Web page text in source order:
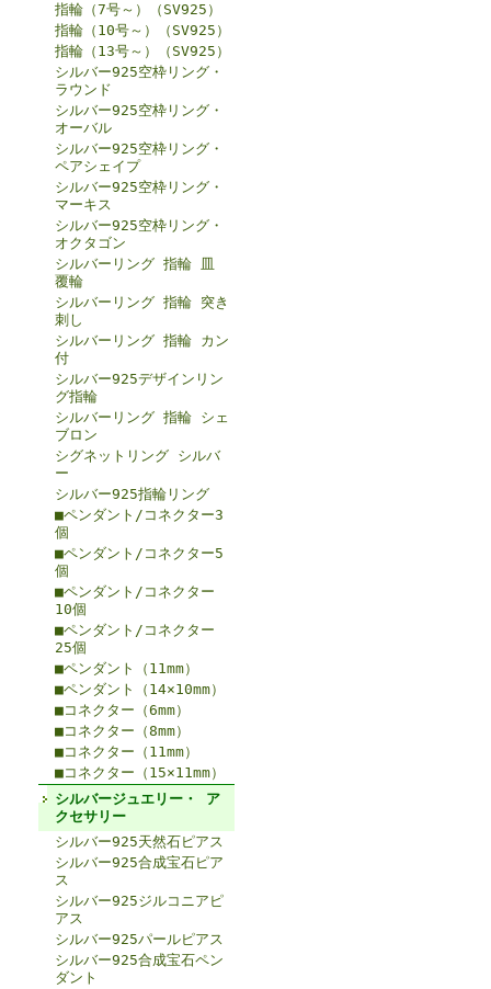
指輪（7号～）（SV925）
指輪（10号～）（SV925）
指輪（13号～）（SV925）
シルバー925空枠リング・
ラウンド
シルバー925空枠リング・
オーバル
シルバー925空枠リング・
ペアシェイプ
シルバー925空枠リング・
マーキス
シルバー925空枠リング・
オクタゴン
シルバーリング 指輪 皿
覆輪
シルバーリング 指輪 突き
刺し
シルバーリング 指輪 カン
付
シルバー925デザインリン
グ指輪
シルバーリング 指輪 シェ
ブロン
シグネットリング シルバ
ー
シルバー925指輪リング
■ペンダント/コネクター3
個
■ペンダント/コネクター5
個
■ペンダント/コネクター
10個
■ペンダント/コネクター
25個
■ペンダント（11mm）
■ペンダント（14×10mm）
■コネクター（6mm）
■コネクター（8mm）
■コネクター（11mm）
■コネクター（15×11mm）
シルバージュエリー・ ア
クセサリー
シルバー925天然石ピアス
シルバー925合成宝石ピア
ス
シルバー925ジルコニアピ
アス
シルバー925パールピアス
シルバー925合成宝石ペン
ダント